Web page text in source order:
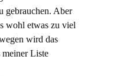
gebrauchen. Aber
wohl etwas zu viel
wird das
Liste